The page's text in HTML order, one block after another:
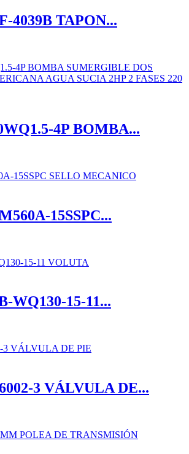
4039B TAPON...
4P BOMBA...
15SSPC...
WQ130-15-11...
3 VÁLVULA DE...